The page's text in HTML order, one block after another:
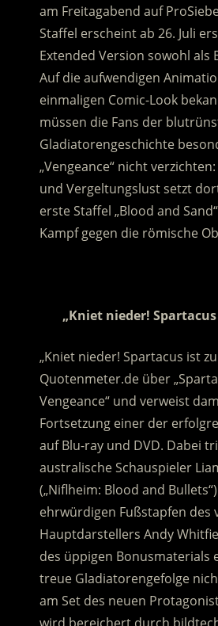
am Freitagabend auf
Staffel erscheint ab 26. Juli
Extended Version sowohl als
Auf die aufwendigen
einmaligen Comic-Look
müssen die Fans der
Gladiatorengeschichte
„Vengeance“ nicht
und Vergeltungslust setzt
erste Staffel „Blood and
Kampf gegen die römische
„Kniet nieder!
„Kniet nieder! Spartacus ist
Quotenmeter.de über
Vengeance“ und verweist
Fortsetzung einer der
auf Blu-ray und DVD. Dabei
australische Schauspieler
(„Niflheim: Blood and
ehrwürdigen Fußstapfen des
Hauptdarstellers Andy
des üppigen Bonusmaterials
treue Gladiatorengefolge
am Set des neuen